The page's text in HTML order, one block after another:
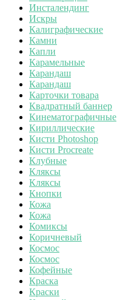
Инсталендинг
Искры
Калиграфические
Камни
Капли
Карамельные
Карандаш
Карандаш
Карточки товара
Квадратный баннер
Кинематографичные
Кириллические
Кисти Photoshop
Кисти Procreate
Клубные
Кляксы
Кляксы
Кнопки
Кожа
Кожа
Комиксы
Коричневый
Космос
Космос
Кофейные
Краска
Краски